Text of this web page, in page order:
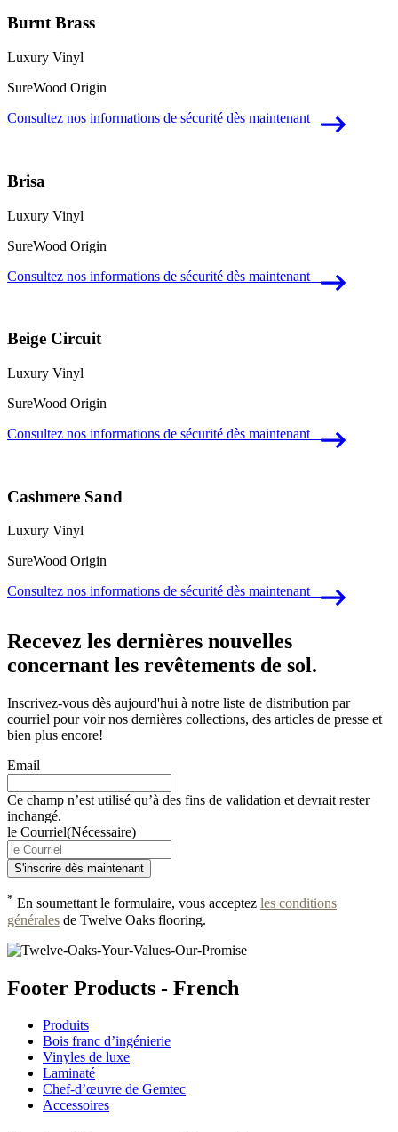
Burnt Brass
Luxury Vinyl
SureWood Origin
Consultez nos informations de sécurité dès maintenant
Brisa
Luxury Vinyl
SureWood Origin
Consultez nos informations de sécurité dès maintenant
Beige Circuit
Luxury Vinyl
SureWood Origin
Consultez nos informations de sécurité dès maintenant
Cashmere Sand
Luxury Vinyl
SureWood Origin
Consultez nos informations de sécurité dès maintenant
Recevez les dernières nouvelles
concernant les revêtements de sol.
Inscrivez-vous dès aujourd'hui à notre liste de distribution par
courriel pour voir nos dernières collections, des articles de presse et
bien plus encore!
Email
Ce champ n’est utilisé qu’à des fins de validation et devrait rester
inchangé.
le Courriel(Nécessaire)
* En soumettant le formulaire, vous acceptez les conditions
générales de Twelve Oaks flooring.
Footer Products - French
Produits
Bois franc d’ingénierie
Vinyles de luxe
Laminaté
Chef-d’œuvre de Gemtec
Accessoires